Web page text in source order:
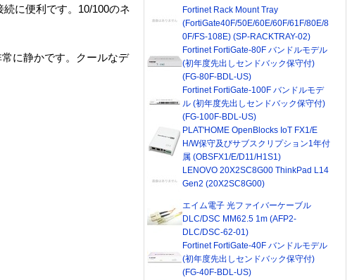
に便利です。10/100のネ
に静かです。クールなデ
Fortinet Rack Mount Tray
(FortiGate40F/50E/60E/60F/61F/80E/8
0F/FS-108E) (SP-RACKTRAY-02)
Fortinet FortiGate-80F バンドルモデル
(初年度先出しセンドバック保守付)
(FG-80F-BDL-US)
Fortinet FortiGate-100F バンドルモデ
ル (初年度先出しセンドバック保守付)
(FG-100F-BDL-US)
PLAT'HOME OpenBlocks IoT FX1/E
H/W保守及びサブスクリプション1年付
属 (OBSFX1/E/D11/H1S1)
LENOVO 20X2SC8G00 ThinkPad L14
Gen2 (20X2SC8G00)
エイム電子 光ファイバーケーブル
DLC/DSC MM62.5 1m (AFP2-
DLC/DSC-62-01)
Fortinet FortiGate-40F バンドルモデル
(初年度先出しセンドバック保守付)
(FG-40F-BDL-US)